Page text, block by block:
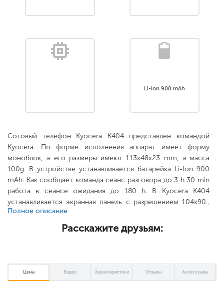
Li-Ion 900 mAh
Сотовый телефон Kyocera K404 представлен командой
Kyocera. По форме исполнения аппарат имеет форму
моноблок, а его размеры имеют 113x48x23 mm, а масса
100g. В устройстве устанавливается батарейка Li-Ion 900
mAh. Как сообщает команда сеанс разговора до 3 h 30 min
работа в сеансе ожидания до 180 h. В Kyocera K404
устанавливается экранная панель с разрешением 104x90.,
повышается с помощью накопителя нет. .
Полное описание
Расскажите друзьям:
Цены Видео Характеристики Отзывы Аксессуары